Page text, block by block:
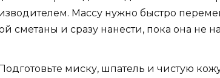
Массу нужно быстро
сметаны и сразу нанести, пока она не
миску, шпатель и чистую